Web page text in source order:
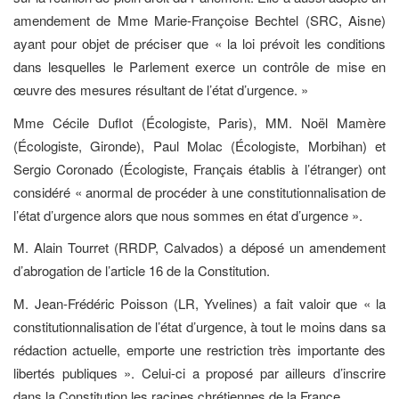
amendement de Mme Marie-Françoise Bechtel (SRC, Aisne)
ayant pour objet de préciser que « la loi prévoit les conditions
dans lesquelles le Parlement exerce un contrôle de mise en
œuvre des mesures résultant de l’état d’urgence. »
Mme Cécile Duflot (Écologiste, Paris), MM. Noël Mamère
(Écologiste, Gironde), Paul Molac (Écologiste, Morbihan) et
Sergio Coronado (Écologiste, Français établis à l’étranger) ont
considéré « anormal de procéder à une constitutionnalisation de
l’état d’urgence alors que nous sommes en état d’urgence ».
M. Alain Tourret (RRDP, Calvados) a déposé un amendement
d’abrogation de l’article 16 de la Constitution.
M. Jean-Frédéric Poisson (LR, Yvelines) a fait valoir que « la
constitutionnalisation de l’état d’urgence, à tout le moins dans sa
rédaction actuelle, emporte une restriction très importante des
libertés publiques ». Celui-ci a proposé par ailleurs d’inscrire